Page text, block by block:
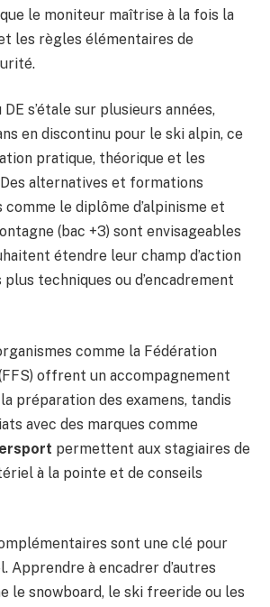
le moniteur maîtrise à la fois la
les règles élémentaires de
s’étale sur plusieurs années,
en discontinu pour le ski alpin, ce
pratique, théorique et les
alternatives et formations
le diplôme d’alpinisme et
(bac +3) sont envisageables
étendre leur champ d’action
techniques ou d’encadrement
comme la Fédération
offrent un accompagnement
préparation des examens, tandis
avec des marques comme
permettent aux stagiaires de
à la pointe et de conseils
sont une clé pour
Apprendre à encadrer d’autres
le snowboard, le ski freeride ou les